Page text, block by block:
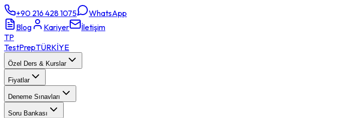
+90 216 428 1075
WhatsApp
Blog
Kariyer
İletişim
TP
TestPrepTÜRKİYE
Özel Ders & Kurslar
Fiyatlar
Deneme Sınavları
Soru Bankası